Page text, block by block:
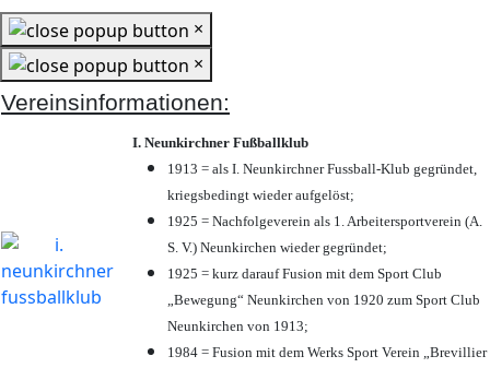
×
×
Vereinsinformationen:
I. Neunkirchner Fußballklub
1913 = als I. Neunkirchner Fussball-Klub gegründet,
kriegsbedingt wieder aufgelöst;
1925 = Nachfolgeverein als 1. Arbeitersportverein (A.
S. V.) Neunkirchen wieder gegründet;
1925 = kurz darauf Fusion mit dem Sport Club
„Bewegung“ Neunkirchen von 1920 zum Sport Club
Neunkirchen von 1913;
1984 = Fusion mit dem Werks Sport Verein „Brevillier